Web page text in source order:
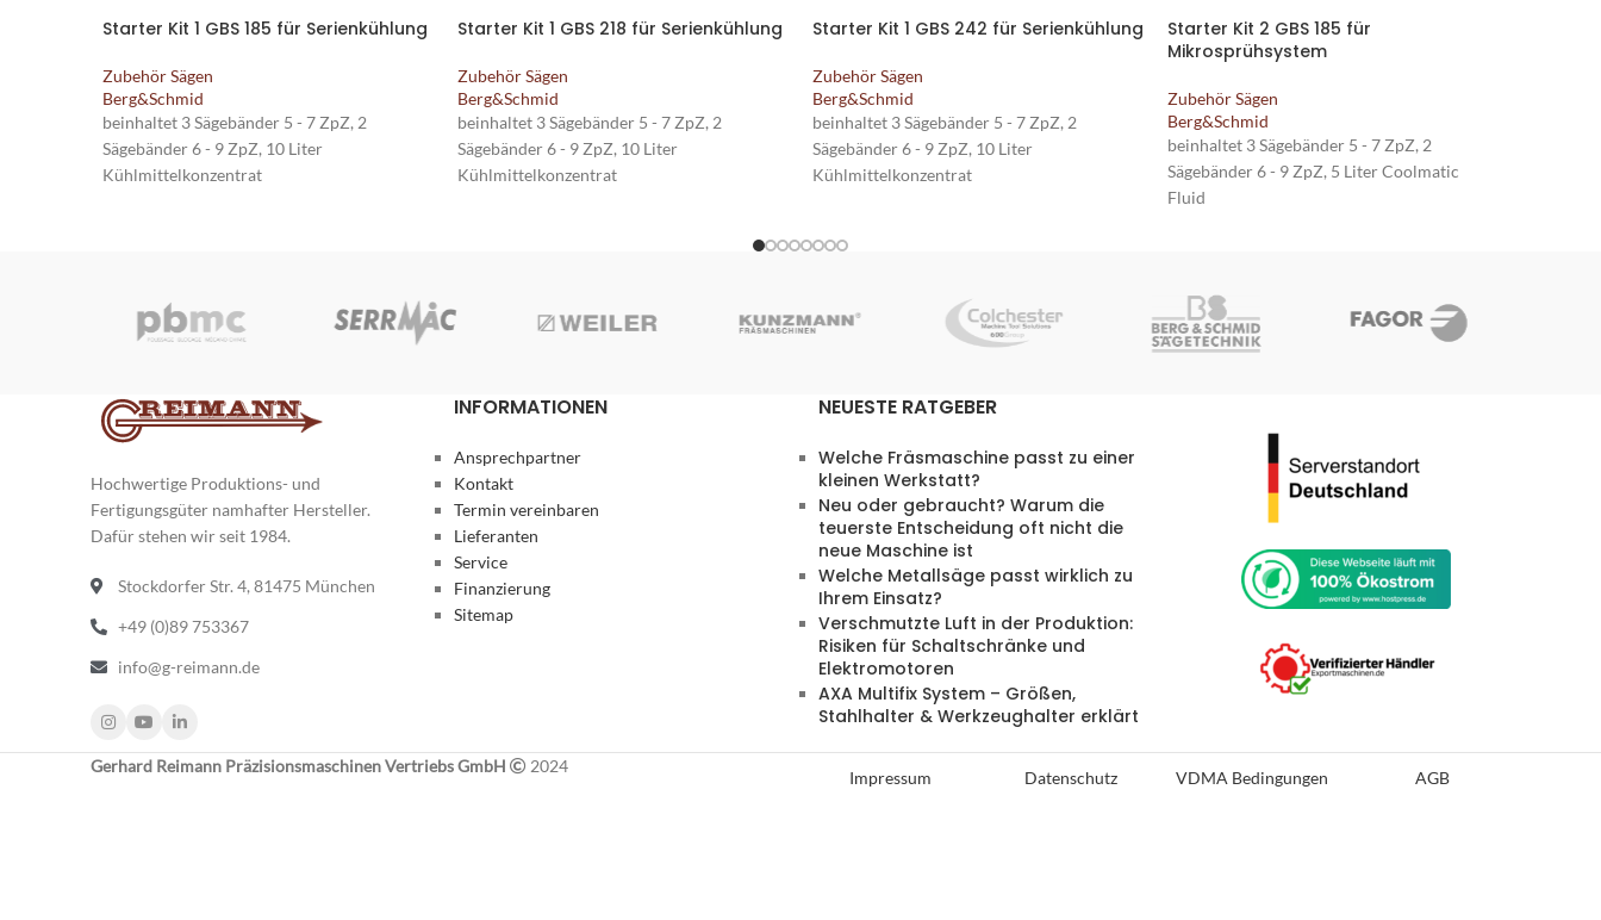
Starter Kit 1 GBS 185 für Serienkühlung
Zubehör Sägen
Berg&Schmid
beinhaltet 3 Sägebänder 5 - 7 ZpZ, 2
Sägebänder 6 - 9 ZpZ, 10 Liter
Kühlmittelkonzentrat
Starter Kit 1 GBS 218 für Serienkühlung
Zubehör Sägen
Berg&Schmid
beinhaltet 3 Sägebänder 5 - 7 ZpZ, 2
Sägebänder 6 - 9 ZpZ, 10 Liter
Kühlmittelkonzentrat
Starter Kit 1 GBS 242 für Serienkühlung
Zubehör Sägen
Berg&Schmid
beinhaltet 3 Sägebänder 5 - 7 ZpZ, 2
Sägebänder 6 - 9 ZpZ, 10 Liter
Kühlmittelkonzentrat
Starter Kit 2 GBS 185 für
Mikrosprühsystem
Zubehör Sägen
Berg&Schmid
beinhaltet 3 Sägebänder 5 - 7 ZpZ, 2
Sägebänder 6 - 9 ZpZ, 5 Liter Coolmatic
Fluid
Hochwertige Produktions- und
Fertigungsgüter namhafter Hersteller.
Dafür stehen wir seit 1984.
Stockdorfer Str. 4, 81475 München
+49 (0)89 753367
info@g-reimann.de
INFORMATIONEN
Ansprechpartner
Kontakt
Termin vereinbaren
Lieferanten
Service
Finanzierung
Sitemap
NEUESTE RATGEBER
Welche Fräsmaschine passt zu einer
kleinen Werkstatt?
Neu oder gebraucht? Warum die
teuerste Entscheidung oft nicht die
neue Maschine ist
Welche Metallsäge passt wirklich zu
Ihrem Einsatz?
Verschmutzte Luft in der Produktion:
Risiken für Schaltschränke und
Elektromotoren
AXA Multifix System – Größen,
Stahlhalter & Werkzeughalter erklärt
Gerhard Reimann Präzisionsmaschinen Vertriebs GmbH 2024
Impressum Datenschutz VDMA Bedingungen AGB